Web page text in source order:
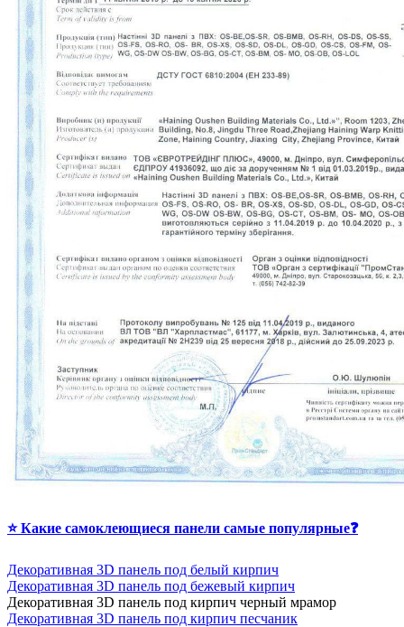
⭐ Какие самоклеющиеся панели самые популярные❓
Декоративная 3D панель под белый кирпич
Декоративная 3D панель под бежевый кирпич
Декоративная 3D панель под кирпич черный мрамор
Декоративная 3D панель под кирпич песчаник